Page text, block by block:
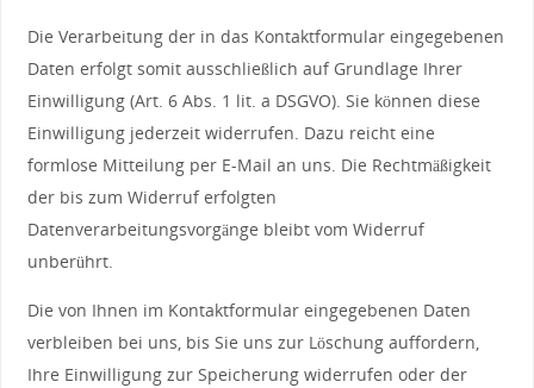
Die Verarbeitung der in das Kontaktformular eingegebenen
Daten erfolgt somit ausschließlich auf Grundlage Ihrer
Einwilligung (Art. 6 Abs. 1 lit. a DSGVO). Sie können diese
Einwilligung jederzeit widerrufen. Dazu reicht eine
formlose Mitteilung per E-Mail an uns. Die Rechtmäßigkeit
der bis zum Widerruf erfolgten
Datenverarbeitungsvorgänge bleibt vom Widerruf
unberührt.
Die von Ihnen im Kontaktformular eingegebenen Daten
verbleiben bei uns, bis Sie uns zur Löschung auffordern,
Ihre Einwilligung zur Speicherung widerrufen oder der